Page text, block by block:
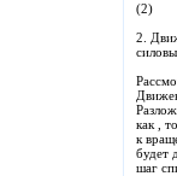
(2)
2.
как ,
к
будет
шаг